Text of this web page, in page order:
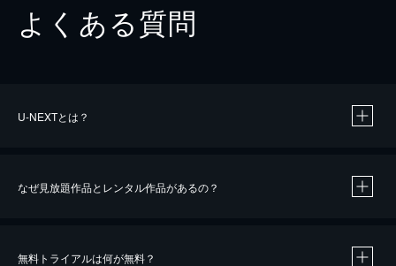
よくある質問
U-NEXTとは？
なぜ見放題作品とレンタル作品があるの？
無料トライアルは何が無料？